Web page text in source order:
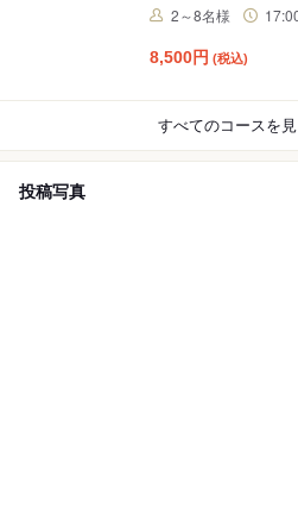
2～8名様
8,500円 (税込)
すべてのコースを見
投稿写真